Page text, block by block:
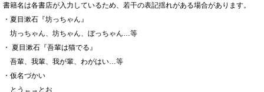
書籍名は各書店が入力しているため、若干の表記揺れがある場合があります。
・夏目漱石『坊っちゃん』
坊っちゃん、坊ちゃん、ぼっちゃん…等
・ 夏目漱石『吾輩は猫でる』
吾輩、我輩、我が輩、わがはい…等
・仮名づかい
とう←→とお